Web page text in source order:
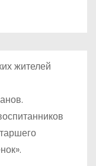
жителей